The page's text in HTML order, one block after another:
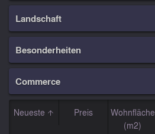
Landschaft
Besonderheiten
Commerce
Neueste Preis
Wohnfläche
(m2)